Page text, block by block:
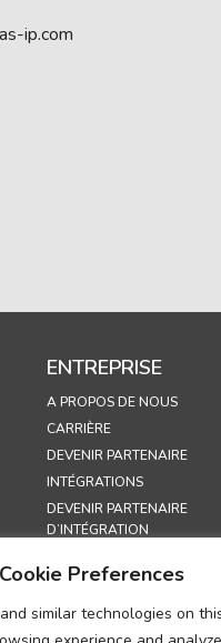
Preferences
similar technologies on
ip.com
ENTREPRISE
A PROPOS DE NOUS
CARRIÈRE
DEVENIR PARTENAIRE
INTÉGRATIONS
DEVENIR PARTENAIRE
D’INTÉGRATION
POLITIQUE DE SÉCURITÉ